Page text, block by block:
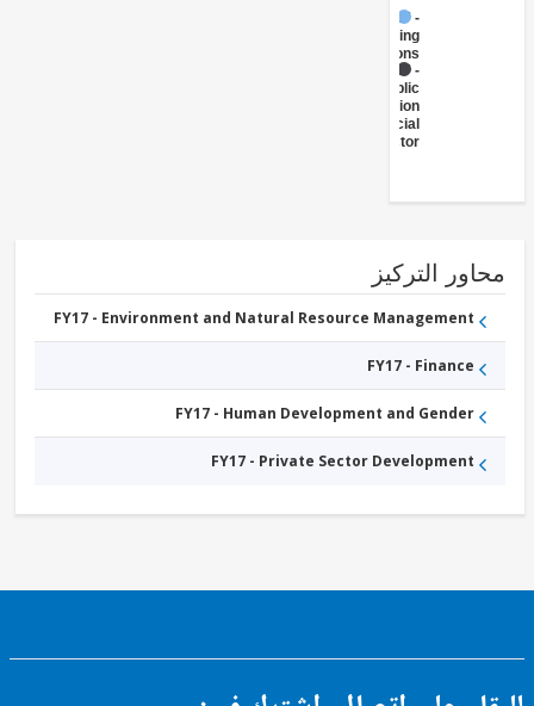
Institutions
Administration
- Financial
التركيز
FY17 - Environment and Natural Resource Management
FY17 - Finance
FY17 - Human Development and Gender
FY17 - Private Sector Development